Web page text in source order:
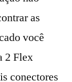
as
você
2 Flex
conectores